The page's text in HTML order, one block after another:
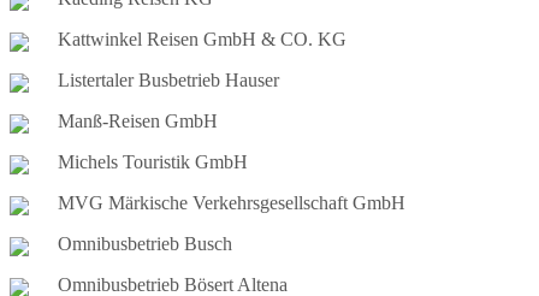
Kattwinkel Reisen GmbH & CO. KG
Listertaler Busbetrieb Hauser
Manß-Reisen GmbH
Michels Touristik GmbH
MVG Märkische Verkehrsgesellschaft GmbH
Omnibusbetrieb Busch
Omnibusbetrieb Bösert Altena